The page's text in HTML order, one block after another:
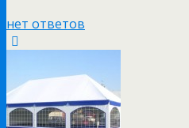
нет ответов